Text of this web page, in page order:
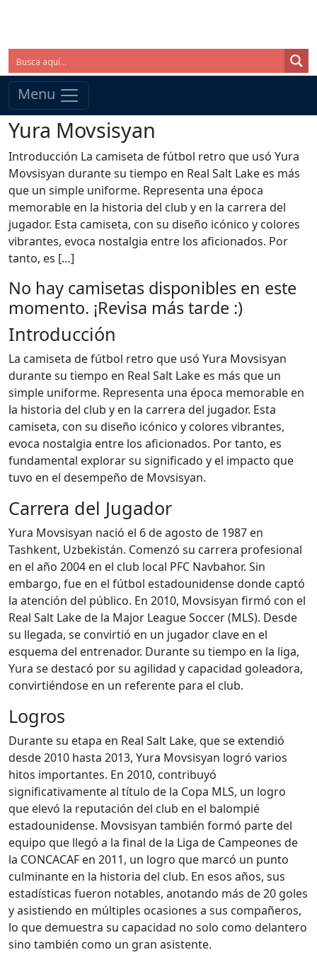
Menu
Yura Movsisyan
Introducción La camiseta de fútbol retro que usó Yura
Movsisyan durante su tiempo en Real Salt Lake es más
que un simple uniforme. Representa una época
memorable en la historia del club y en la carrera del
jugador. Esta camiseta, con su diseño icónico y colores
vibrantes, evoca nostalgia entre los aficionados. Por
tanto, es […]
No hay camisetas disponibles en este
momento. ¡Revisa más tarde :)
Introducción
La camiseta de fútbol retro que usó Yura Movsisyan
durante su tiempo en Real Salt Lake es más que un
simple uniforme. Representa una época memorable en
la historia del club y en la carrera del jugador. Esta
camiseta, con su diseño icónico y colores vibrantes,
evoca nostalgia entre los aficionados. Por tanto, es
fundamental explorar su significado y el impacto que
tuvo en el desempeño de Movsisyan.
Carrera del Jugador
Yura Movsisyan nació el 6 de agosto de 1987 en
Tashkent, Uzbekistán. Comenzó su carrera profesional
en el año 2004 en el club local PFC Navbahor. Sin
embargo, fue en el fútbol estadounidense donde captó
la atención del público. En 2010, Movsisyan firmó con el
Real Salt Lake de la Major League Soccer (MLS). Desde
su llegada, se convirtió en un jugador clave en el
esquema del entrenador. Durante su tiempo en la liga,
Yura se destacó por su agilidad y capacidad goleadora,
convirtiéndose en un referente para el club.
Logros
Durante su etapa en Real Salt Lake, que se extendió
desde 2010 hasta 2013, Yura Movsisyan logró varios
hitos importantes. En 2010, contribuyó
significativamente al título de la Copa MLS, un logro
que elevó la reputación del club en el balompié
estadounidense. Movsisyan también formó parte del
equipo que llegó a la final de la Liga de Campeones de
la CONCACAF en 2011, un logro que marcó un punto
culminante en la historia del club. En esos años, sus
estadísticas fueron notables, anotando más de 20 goles
y asistiendo en múltiples ocasiones a sus compañeros,
lo que demuestra su capacidad no solo como delantero
sino también como un gran asistente.